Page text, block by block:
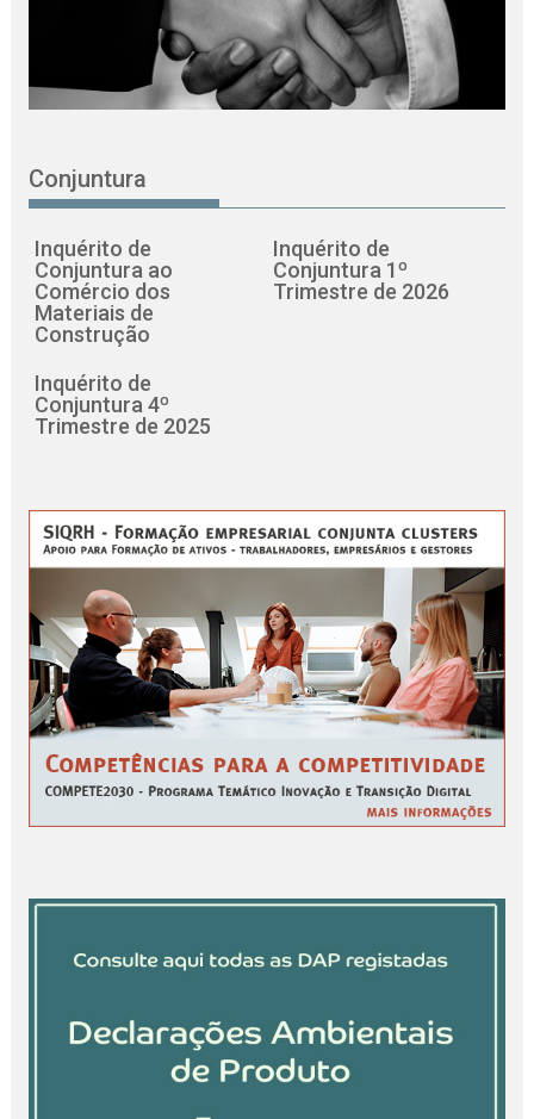
Conjuntura
Inquérito de
Conjuntura ao
Comércio dos
Materiais de
Construção
Inquérito de
Conjuntura 1º
Trimestre de 2026
Inquérito de
Conjuntura 4º
Trimestre de 2025